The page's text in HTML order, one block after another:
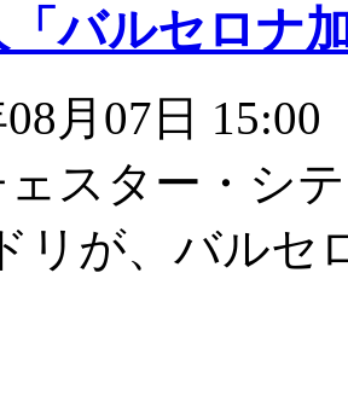
バルセロナ
月07日 15:00
スター・シ
リが、バルセ